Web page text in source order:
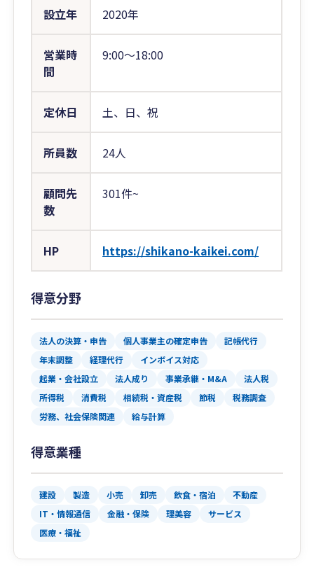
設立年 2020年
営業時
間
9:00〜18:00
定休日 土、日、祝
所員数 24人
顧問先
数
301件~
HP https://shikano-kaikei.com/
得意分野
法人の決算・申告 個人事業主の確定申告
記帳代行
年末調整
経理代行
インボイス対応
起業・会社設立
法人成り 事業承継・M&A
法人税
所得税
消費税 相続税・資産税 節税
税務調査
労務、社会保険関連
給与計算
得意業種
建設 製造 小売 卸売 飲食・宿泊
不動産
IT・情報通信
金融・保険 理美容
サービス
医療・福祉